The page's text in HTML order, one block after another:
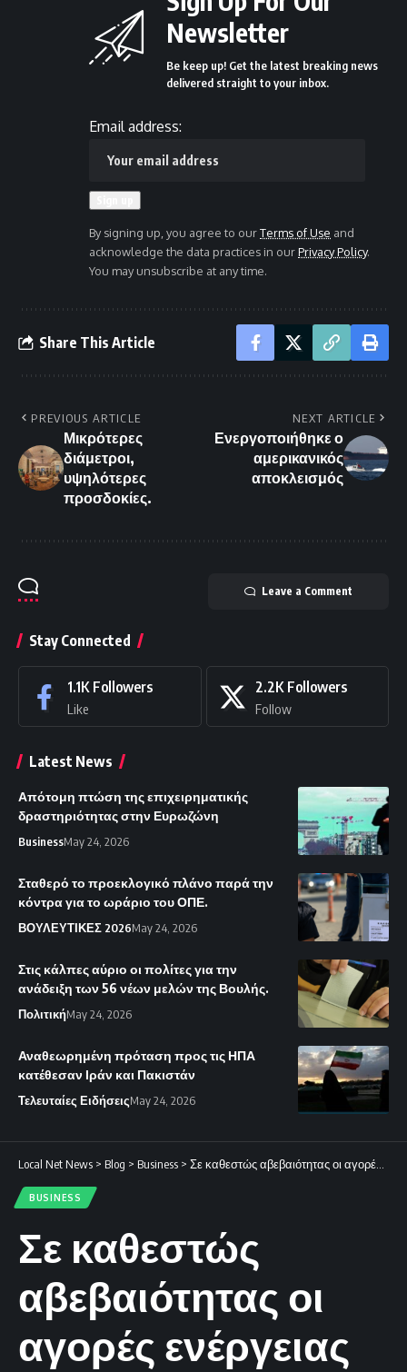
Newsletter
Be keep up! Get the latest breaking news
delivered straight to your inbox.
Email address:
By signing up, you agree to ourTerms of Use and
acknowledge the data practices in ourPrivacy Policy.
You may unsubscribe at any time.
Share This Article
PREVIOUS ARTICLE
Μικρότερες
διάμετροι,
υψηλότερες
προσδοκίες.
NEXT ARTICLE
Ενεργοποιήθηκε ο
αμερικανικός
αποκλεισμός
Leave a Comment
Stay Connected
1.1K Followers
Like
2.2K Followers
Follow
Latest News
Απότομη πτώση της επιχειρηματικής
δραστηριότητας στην Ευρωζώνη
BusinessMay 24, 2026
Σταθερό το προεκλογικό πλάνο παρά την
κόντρα για το ωράριο του ΟΠΕ.
ΒΟΥΛΕΥΤΙΚΕΣ 2026May 24, 2026
Στις κάλπες αύριο οι πολίτες για την
ανάδειξη των 56 νέων μελών της Βουλής.
ΠολιτικήMay 24, 2026
Αναθεωρημένη πρόταση προς τις ΗΠΑ
κατέθεσαν Ιράν και Πακιστάν
Τελευταίες ΕιδήσειςMay 24, 2026
Local Net News > Blog > Business > Σε καθεστώς αβεβαιότητας οι αγορές ενέργειας
BUSINESS
Σε καθεστώς
αβεβαιότητας οι
αγορές ενέργειας